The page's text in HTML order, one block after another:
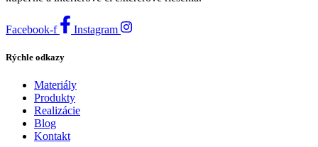
Facebook-f Instagram
Rýchle odkazy
Materiály
Produkty
Realizácie
Blog
Kontakt